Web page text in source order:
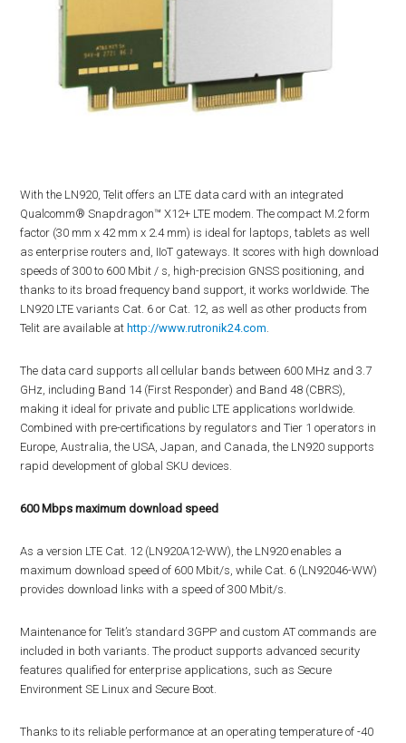
With the LN920, Telit offers an LTE data card with an integrated
Qualcomm® Snapdragon™ X12+ LTE modem. The compact M.2 form
factor (30 mm x 42 mm x 2.4 mm) is ideal for laptops, tablets as well
as enterprise routers and, IIoT gateways. It scores with high download
speeds of 300 to 600 Mbit / s, high-precision GNSS positioning, and
thanks to its broad frequency band support, it works worldwide. The
LN920 LTE variants Cat. 6 or Cat. 12, as well as other products from
Telit are available at http://www.rutronik24.com.
The data card supports all cellular bands between 600 MHz and 3.7
GHz, including Band 14 (First Responder) and Band 48 (CBRS),
making it ideal for private and public LTE applications worldwide.
Combined with pre-certifications by regulators and Tier 1 operators in
Europe, Australia, the USA, Japan, and Canada, the LN920 supports
rapid development of global SKU devices.
600 Mbps maximum download speed
As a version LTE Cat. 12 (LN920A12-WW), the LN920 enables a
maximum download speed of 600 Mbit/s, while Cat. 6 (LN92046-WW)
provides download links with a speed of 300 Mbit/s.
Maintenance for Telit’s standard 3GPP and custom AT commands are
included in both variants. The product supports advanced security
features qualified for enterprise applications, such as Secure
Environment SE Linux and Secure Boot.
Thanks to its reliable performance at an operating temperature of -40